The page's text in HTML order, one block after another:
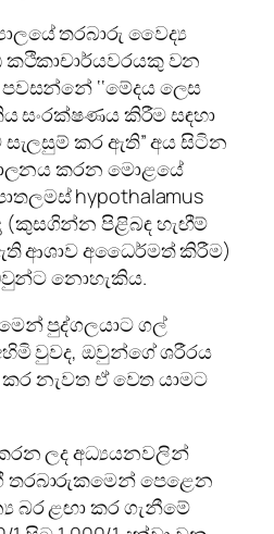
තරබාරු වෛද්‍ය
කථිකාචාර්යවරයකු වන
‘‘මේදය ලෙස
සංරක්ෂණය කිරීම සඳහා
සැලසුම් කර ඇති” අය සිටින
කරන මොළයේ
hypothalamus
(කුසගින්න පිළිබඳ හැඟීම්
ආශාව අධෛර්මත් කිරීම)
නොහැකිය.
පුද්ගලයාට ගල්
වුවද, ඔවුන්ගේ ශරීරය
නැවත ඒ වෙත යාමට
ලද අධ්‍යයනවලින්
තරබාරුකමෙන් පෙළෙන
බර ළඟා කර ගැනීමේ